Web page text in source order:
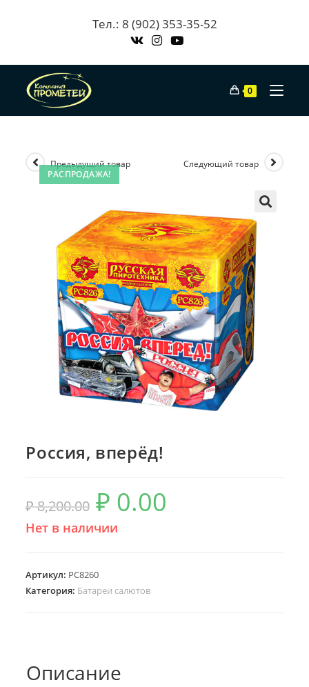
Тел.: 8 (902) 353-35-52
0
РАСПРОДАЖА!
Предыдущий товар Следующий товар
Россия, вперёд!
₽8,200.00 ₽ 0.00
Нет в наличии
Артикул: РС8260
Категория: Батареи салютов
Описание